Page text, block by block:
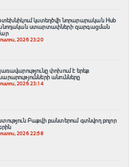
կստեղծվի նորարարական Hub
ստարտափների զարգացման
2026 23:20
փոխում է երեք
անունները
2026 23:14
Բաքվի բանտերում գտնվող բոլոր
2026 22:58